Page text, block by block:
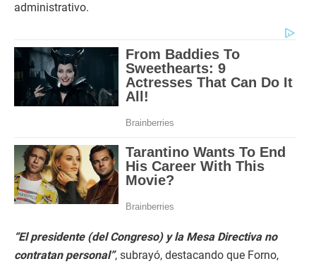
administrativo.
“El presidente (del Congreso) y la Mesa Directiva no
contratan personal”, subrayó, destacando que Forno,